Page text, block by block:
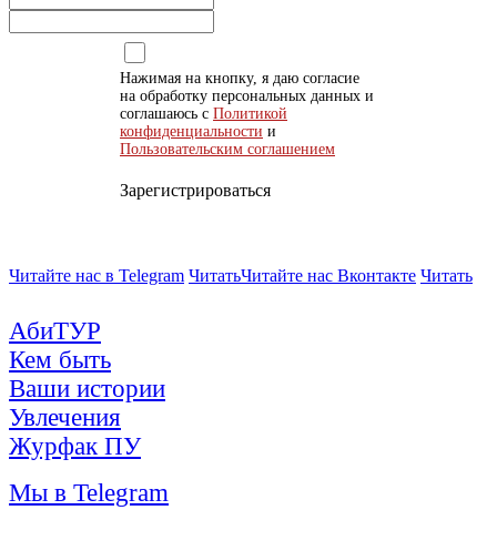
Нажимая на кнопку, я даю согласие
на обработку персональных данных и
соглашаюсь с Политикой
конфиденциальности и
Пользовательским соглашением
Зарегистрироваться
Читайте нас в Telegram ЧитатьЧитайте нас Вконтакте Читать
АбиТУР
Кем быть
Ваши истории
Увлечения
Журфак ПУ
Мы в Telegram